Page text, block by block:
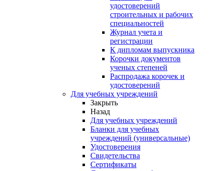
удостоверений
строительных и рабочих
специальностей
Журнал учета и
регистрации
К дипломам выпускника
Корочки документов
ученых степеней
Распродажа корочек и
удостоверений
Для учебных учреждений
Закрыть
Назад
Для учебных учреждений
Бланки для учебных
учреждений (универсальные)
Удостоверения
Свидетельства
Сертификаты